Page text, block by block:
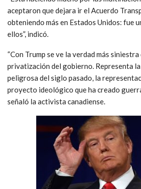
aceptaron que dejara ir el Acuerdo
obteniendo más en Estados Unidos: fue
ellos”, indicó.
“Con Trump se ve la verdad más
privatización del gobierno. Representa la
peligrosa del siglo pasado, la
proyecto ideológico que ha creado
señaló la activista canadiense.